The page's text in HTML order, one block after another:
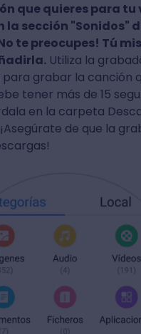
que quieres para tu
la sección "Sonidos"
te preocupes! Tú
Utiliza la
para grabar la canción
tener más de 15
en la carpeta
de que la